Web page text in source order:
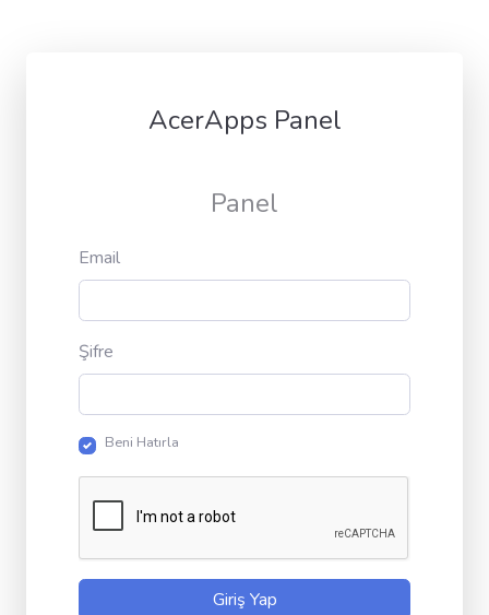
AcerApps Panel
Panel
Email
Şifre
Beni Hatırla
Giriş Yap